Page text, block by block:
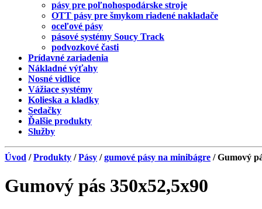
pásy pre poľnohospodárske stroje
OTT pásy pre šmykom riadené nakladače
oceľové pásy
pásové systémy Soucy Track
podvozkové časti
Prídavné zariadenia
Nákladné výťahy
Nosné vidlice
Vážiace systémy
Kolieska a kladky
Sedačky
Ďalšie produkty
Služby
Úvod /Produkty /Pásy /gumové pásy na minibágre / Gumový
Gumový pás 350x52,5x90